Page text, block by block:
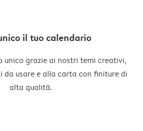
il tuo calendario
unico grazie ai nostri temi creativi,
usare e alla carta con finiture di
alta qualità.